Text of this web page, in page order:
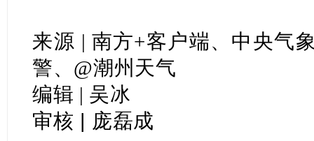
来源 | 南方+客户端、中央气
警、@潮州天气
编辑 | 吴冰
审核 | 庞磊成